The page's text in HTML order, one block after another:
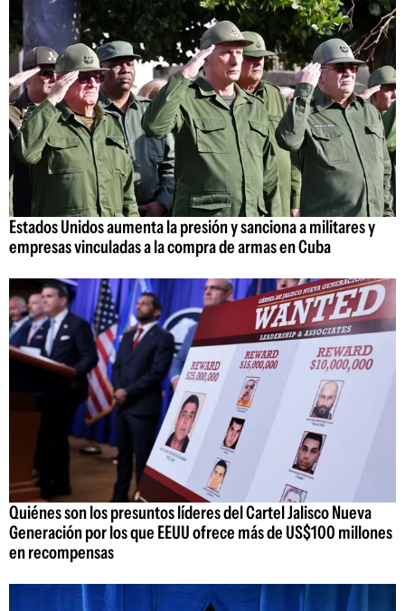
Estados Unidos aumenta la presión y sanciona a militares y
empresas vinculadas a la compra de armas en Cuba
Quiénes son los presuntos líderes del Cartel Jalisco Nueva
Generación por los que EEUU ofrece más de US$100 millones
en recompensas